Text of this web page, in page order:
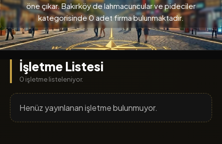
öne çıkar. Bakırköy de lahmacuncular ve pideciler
kategorisinde 0 adet firma bulunmaktadır.
İşletme Listesi
0 işletme listeleniyor.
Henüz yayınlanan işletme bulunmuyor.